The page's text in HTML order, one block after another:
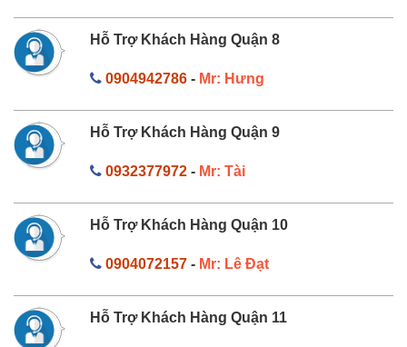
Hỗ Trợ Khách Hàng Quận 8
0904942786- Mr: Hưng
Hỗ Trợ Khách Hàng Quận 9
0932377972- Mr: Tài
Hỗ Trợ Khách Hàng Quận 10
0904072157- Mr: Lê Đạt
Hỗ Trợ Khách Hàng Quận 11